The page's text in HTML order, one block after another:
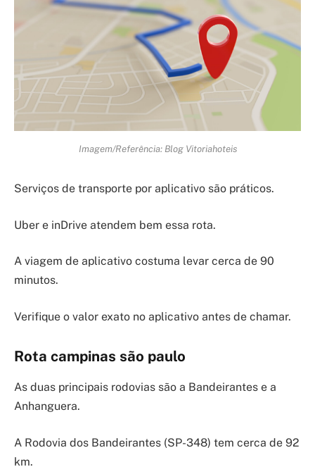
Imagem/Referência: Blog Vitoriahoteis
Serviços de transporte por aplicativo são práticos.
Uber e inDrive atendem bem essa rota.
A viagem de aplicativo costuma levar cerca de 90
minutos.
Verifique o valor exato no aplicativo antes de chamar.
Rota campinas são paulo
As duas principais rodovias são a Bandeirantes e a
Anhanguera.
A Rodovia dos Bandeirantes (SP-348) tem cerca de 92
km.